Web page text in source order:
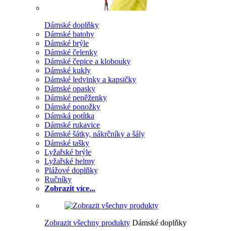
Dámské doplňky
Dámské batohy
Dámské brýle
Dámské čelenky
Dámské čepice a klobouky
Dámské kukly
Dámské ledvinky a kapsičky
Dámské opasky
Dámské peněženky
Dámské ponožky
Dámská potítka
Dámské rukavice
Dámské šátky, nákrčníky a šály
Dámské tašky
Lyžařské brýle
Lyžařské helmy
Plážové doplňky
Ručníky
Zobrazit více...
Zobrazit všechny produkty Dámské doplňky